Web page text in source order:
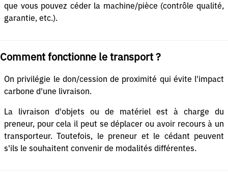
que vous pouvez céder la machine/pièce (contrôle qualité,
garantie, etc.).
Comment fonctionne le transport ?
On privilégie le don/cession de proximité qui évite l'impact
carbone d'une livraison.
La livraison d'objets ou de matériel est à charge du
preneur, pour cela il peut se déplacer ou avoir recours à un
transporteur. Toutefois, le preneur et le cédant peuvent
s'ils le souhaitent convenir de modalités différentes.